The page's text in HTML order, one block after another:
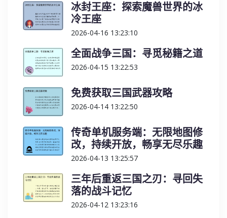
冰封王座：探索魔兽世界的冰
冷王座
2026-04-16 13:23:10
全面战争三国：寻觅秘籍之道
2026-04-15 13:22:53
免费获取三国武器攻略
2026-04-14 13:22:50
传奇单机服务端：无限地图修
改，持续开放，畅享无尽乐趣
2026-04-13 13:25:57
三年后重返三国之刃：寻回失
落的战斗记忆
2026-04-12 13:23:16